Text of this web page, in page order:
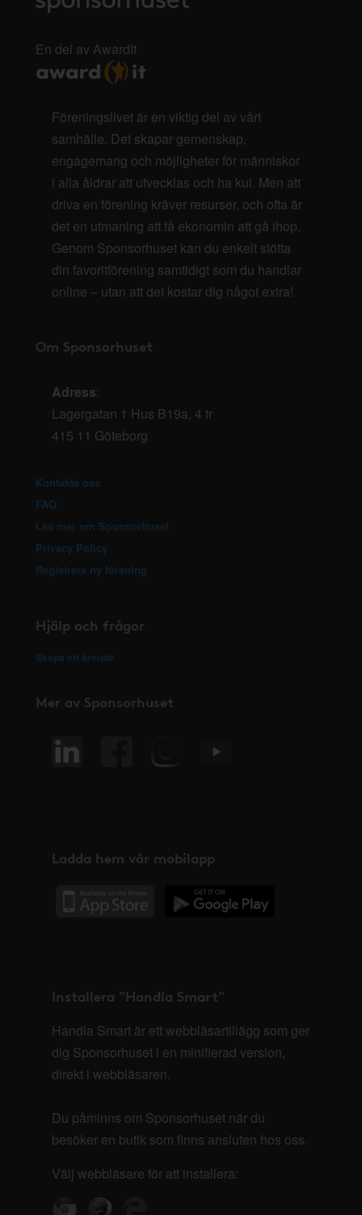
En del av AwardIt
Föreningslivet är en viktig del av vårt
samhälle. Det skapar gemenskap,
engagemang och möjligheter för människor
i alla åldrar att utvecklas och ha kul. Men att
driva en förening kräver resurser, och ofta är
det en utmaning att få ekonomin att gå ihop.
Genom Sponsorhuset kan du enkelt stötta
din favoritförening samtidigt som du handlar
online – utan att det kostar dig något extra!
Om Sponsorhuset
Adress:
Lagergatan 1 Hus B19a, 4 tr
415 11 Göteborg
Kontakta oss
FAQ
Läs mer om Sponsorhuset
Privacy Policy
Registrera ny förening
Hjälp och frågor
Skapa ett ärende
Mer av Sponsorhuset
Ladda hem vår mobilapp
Installera "Handla Smart"
Handla Smart är ett webbläsartillägg som ger
dig Sponsorhuset i en minifierad version,
direkt i webbläsaren.
Du påminns om Sponsorhuset när du
besöker en butik som finns ansluten hos oss.
Välj webbläsare för att installera: